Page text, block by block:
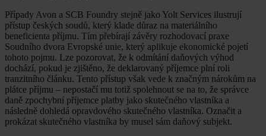
Případy Avon a SCB Foundry stejně jako Yolt Services ilustrují
přístup českých soudů, který klade důraz na materiálního
beneficienta příjmu. Tím přebírají závěry rozhodovací praxe
Soudního dvora Evropské unie, který aplikuje ekonomické pojetí
tohoto pojmu. Lze pozorovat, že k odmítání daňových výhod
dochází, pokud je zjištěno, že deklarovaný příjemce plní roli
tranzitního článku. Tento přístup však vede k značným nárokům na
plátce příjmu – nepostačí mu totiž spolehnout se na to, že správce
daně zpochybní příjemce platby jako skutečného vlastníka a
následně dohledá opravdového skutečného vlastníka. Označit a
prokázat skutečného vlastníka by musel sám daňový subjekt.